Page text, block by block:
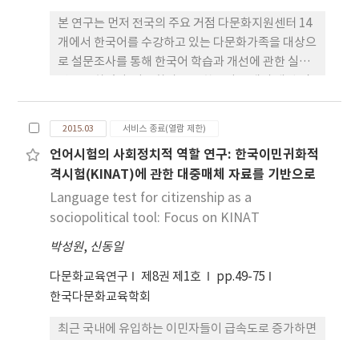
중요하게 여기고 있음을 보여주었다. 본 연구의 결과
는 아시아계 미국인 청소년들의 자아존중감은 그들이
가지고 있는 아시아문화의 특성만으로는 설명될 수
정을 통해 얻는 경험들과 여러 다른 요인들이 더 중요
한 영향을 미치고 있다는 점을 보여주고 있다. 이 연구
결과는 최근 급속한 다문화 청소년들의 증가를 보이
는 한국에서도 다문화 청소년들의 겪는 문화적 사회
적 경험들이 그들의 자아존중감 형성에 여러 영향을
미칠 수 있음을 시사하고 있다. 아시안계 미국인 청소
년의 자아존중감을 더 깊이 이해하기 위하여 그들이
아존중감 형성에 영향을 미치는지에 대한 후속 연구
의 필요성도 제기되었다.
본 연구는 먼저 전국의 주요 거점 다문화지원센터 14
개에서 한국어를 수강하고 있는 다문화가족을 대상으
로 설문조사를 통해 한국어 학습과 개선에 관한 실증
한국어 강사의 다문화에 대한 좀 더 많은 관심과 이해
등을 요구하고 있다. 특히 다문화가족은 강의교재보
다 한국의 강의자의 능력과 강의자의 열성과 자질이
더 중요하다고 생각하고 있다. 한국어 교재 가운데 어
휘 혹은 관용어 교재, 읽기, 쓰기, 문법교재 등의 순으
로 좀 더 개선되기를 바라고 있으며, 말하기 수업과 한
국사회와 한국문화 이해 관련 수업을 좀 더 해줄 것을
회 유대감을 증진시키고 있으나, 다문화가족이 한국
어교육은 상호문화 이해를 지향해야 된다고 생각할수
록 한국어 교재 개선, 한국어수업시간 증가, 문화와
나타났고 한국어수업교재와 교재언어가 좀 더 부적합
2015.03 서비스 종료(열람 제한)
언어시험의 사회정치적 역할 연구: 한국이민귀화적
격시험(KINAT)에 관한 대중매체 자료를 기반으로
Language test for citizenship as a
sociopolitical tool: Focus on KINAT
박성원, 신동일
다문화교육연구 제8권 제1호
pp.49-75
한국다문화교육학회
최근 국내에 유입하는 이민자들이 급속도로 증가하면